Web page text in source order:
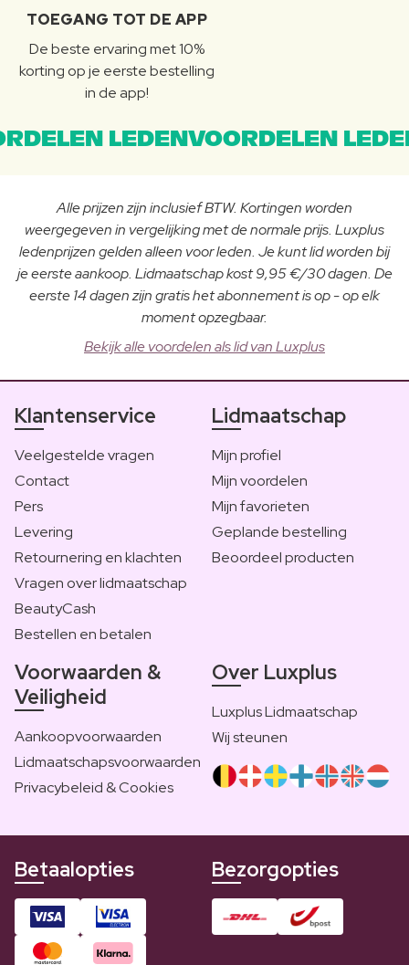
TOEGANG TOT DE APP
De beste ervaring met 10%
korting op je eerste bestelling
in de app!
LEDENVOORDELEN
Alle prijzen zijn inclusief BTW. Kortingen worden
weergegeven in vergelijking met de normale prijs. Luxplus
ledenprijzen gelden alleen voor leden. Je kunt lid worden bij
je eerste aankoop. Lidmaatschap kost 9,95 €/30 dagen. De
eerste 14 dagen zijn gratis het abonnement is op - op elk
moment opzegbaar.
Bekijk alle voordelen als lid van Luxplus
Klantenservice
Veelgestelde vragen
Contact
Pers
Levering
Retournering en klachten
Vragen over lidmaatschap
BeautyCash
Bestellen en betalen
Lidmaatschap
Mijn profiel
Mijn voordelen
Mijn favorieten
Geplande bestelling
Beoordeel producten
Voorwaarden &
Veiligheid
Aankoopvoorwaarden
Lidmaatschapsvoorwaarden
Privacybeleid & Cookies
Over Luxplus
Luxplus Lidmaatschap
Wij steunen
Betaalopties Bezorgopties